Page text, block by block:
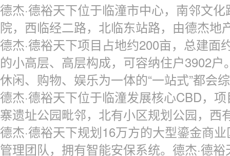
德杰·德裕天下位于临潼市中心，南邻文
院，西临经二路，北临东站路，由德杰地
德杰·德裕天下项目占地约200亩，总建面
的小高层、高层构成，可容纳住户3902
休闲、购物、娱乐为一体的“一站式”都会
德杰·德裕天下位于临潼发展核心CBD，
寨遗址公园毗邻，北有小区规划公园，西
德杰·德裕天下规划16万方的大型鎏金商
管理团队，拥有智能安保系统。德杰·德